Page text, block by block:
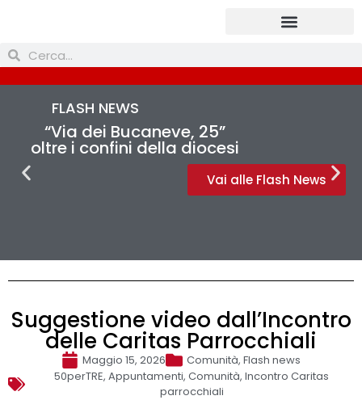
FLASH NEWS
“Via dei Bucaneve, 25”
oltre i confini della diocesi
Vai alle Flash News
Suggestione video dall’Incontro
delle Caritas Parrocchiali
Maggio 15, 2026 Comunità, Flash news
50perTRE, Appuntamenti, Comunità, Incontro Caritas
parrocchiali